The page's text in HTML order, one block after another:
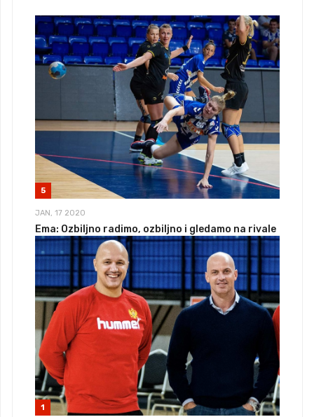
5
JAN, 17 2020
Ema: Ozbiljno radimo, ozbiljno i gledamo na rivale
1